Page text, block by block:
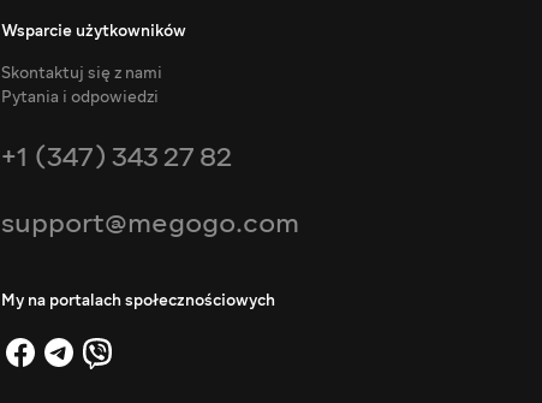
Wsparcie użytkowników
Skontaktuj się z nami
Pytania i odpowiedzi
+1 (347) 343 27 82
support@megogo.com
My na portalach społecznościowych